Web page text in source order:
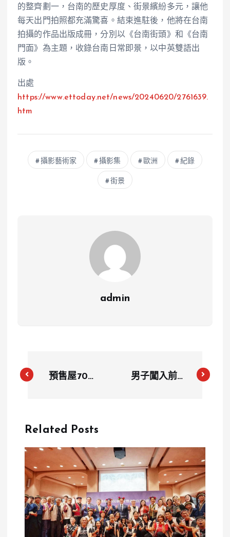
的整齊劃一，台南的歷史厚度、街景繽紛多元，讓他
每天出門拍照都充滿驚喜。結束進駐後，他將在台南
拍攝的作品出版成冊，分別以《台南街頭》和《台南
門面》為主題，收錄台南日常即景，以中英雙語出
版。
出處
https://www.ettoday.net/news/20240620/2761639.
htm
攝影藝術家 攝影集 歐洲 紀錄
街景
admin
預售屋700
低價背後3原
男子闖入前妻
Related Posts